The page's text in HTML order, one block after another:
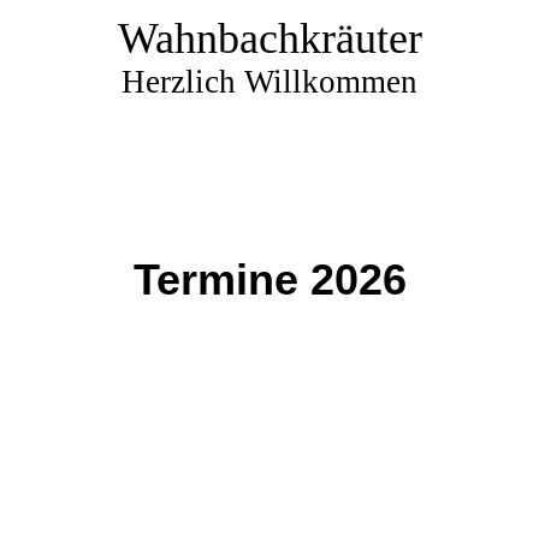
Wahnbachkräuter
Herzlich Willkommen
Termine 2026